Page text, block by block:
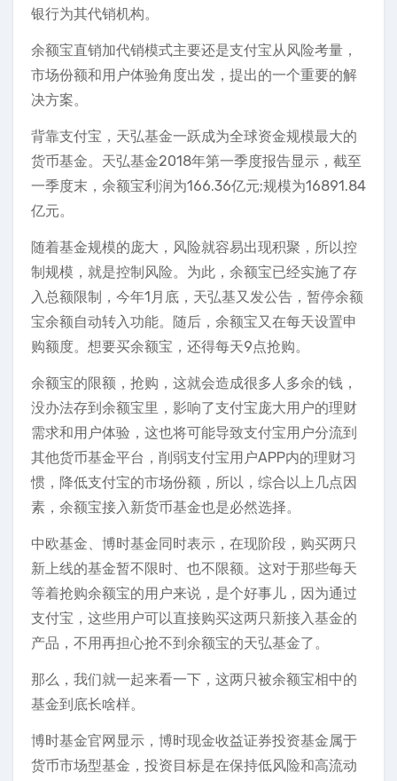
银行为其代销机构。
余额宝直销加代销模式主要还是支付宝从风险考量，
市场份额和用户体验角度出发，提出的一个重要的解
决方案。
背靠支付宝，天弘基金一跃成为全球资金规模最大的
货币基金。天弘基金2018年第一季度报告显示，截至
一季度末，余额宝利润为166.36亿元;规模为16891.84
亿元。
随着基金规模的庞大，风险就容易出现积聚，所以控
制规模，就是控制风险。为此，余额宝已经实施了存
入总额限制，今年1月底，天弘基又发公告，暂停余额
宝余额自动转入功能。随后，余额宝又在每天设置申
购额度。想要买余额宝，还得每天9点抢购。
余额宝的限额，抢购，这就会造成很多人多余的钱，
没办法存到余额宝里，影响了支付宝庞大用户的理财
需求和用户体验，这也将可能导致支付宝用户分流到
其他货币基金平台，削弱支付宝用户APP内的理财习
惯，降低支付宝的市场份额，所以，综合以上几点因
素，余额宝接入新货币基金也是必然选择。
中欧基金、博时基金同时表示，在现阶段，购买两只
新上线的基金暂不限时、也不限额。这对于那些每天
等着抢购余额宝的用户来说，是个好事儿，因为通过
支付宝，这些用户可以直接购买这两只新接入基金的
产品，不用再担心抢不到余额宝的天弘基金了。
那么，我们就一起来看一下，这两只被余额宝相中的
基金到底长啥样。
博时基金官网显示，博时现金收益证券投资基金属于
货币市场型基金，投资目标是在保持低风险和高流动